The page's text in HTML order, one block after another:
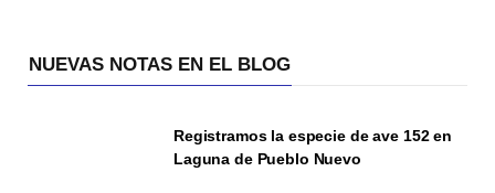
NUEVAS NOTAS EN EL BLOG
Registramos la especie de ave 152 en
Laguna de Pueblo Nuevo